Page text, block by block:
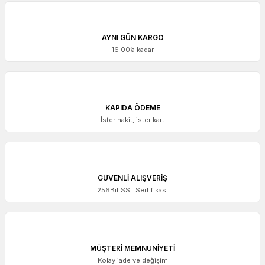
AYNI GÜN KARGO
16:00’a kadar
KAPIDA ÖDEME
İster nakit, ister kart
GÜVENLİ ALIŞVERİŞ
256Bit SSL Sertifikası
MÜŞTERİ MEMNUNİYETİ
Kolay iade ve değişim